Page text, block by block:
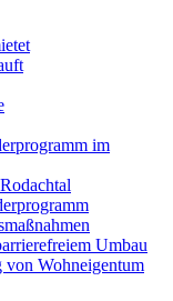
im
Umbau
von Wohneigentum